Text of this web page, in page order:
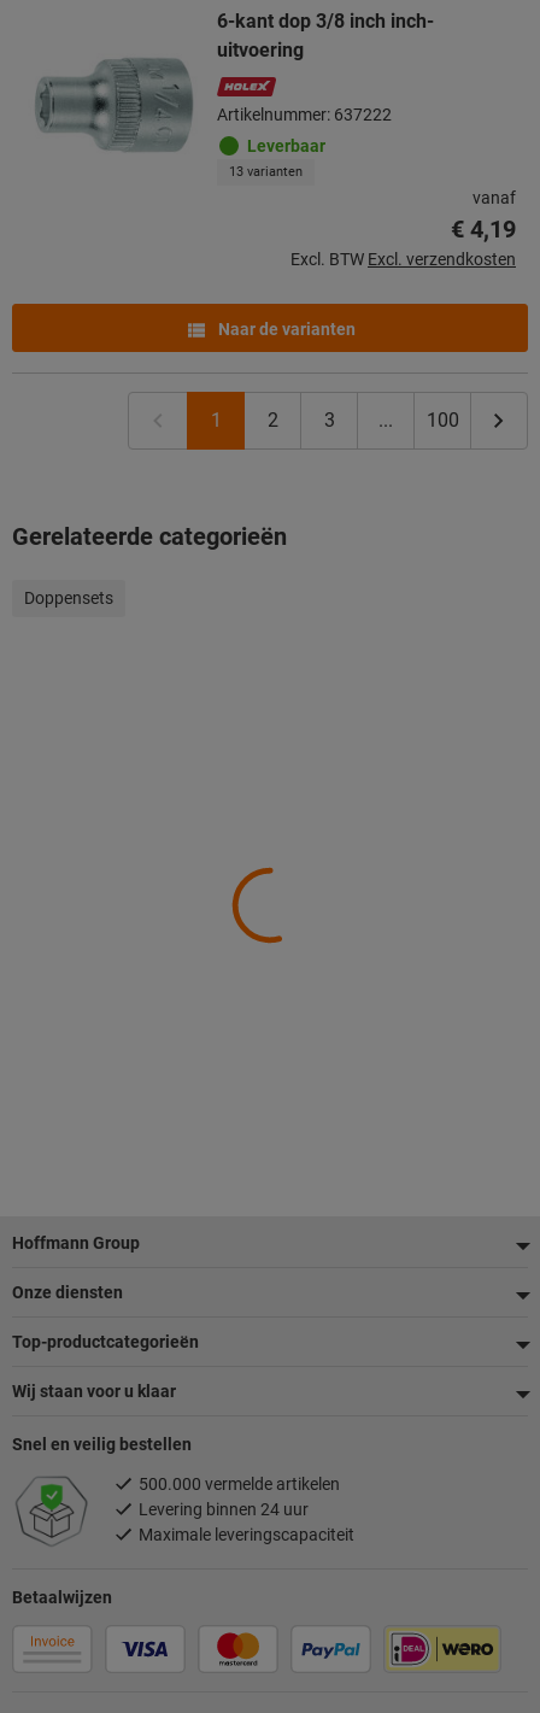
6-kant dop 3/8 inch inch-
uitvoering
Artikelnummer: 637222
Leverbaar
13 varianten
vanaf
€ 4,19
Excl. BTW Excl. verzendkosten
Naar de varianten
1 2 3 ... 100
Gerelateerde categorieën
Doppensets
Voettekst
Hoffmann Group
Onze diensten
Top-productcategorieën
Wij staan voor u klaar
Betaalwijzen
Snel en veilig bestellen
500.000 vermelde artikelen
Levering binnen 24 uur
Maximale leveringscapaciteit